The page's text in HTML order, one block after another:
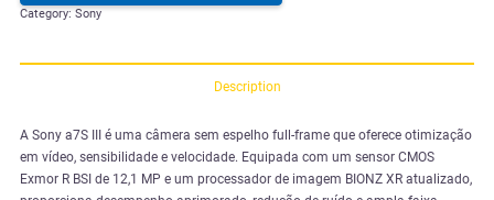
Category: Sony
Description
A Sony a7S III é uma câmera sem espelho full-frame que oferece otimização
em vídeo, sensibilidade e velocidade. Equipada com um sensor CMOS
Exmor R BSI de 12,1 MP e um processador de imagem BIONZ XR atualizado,